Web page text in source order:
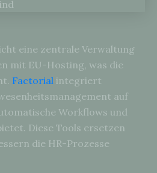
eine zentrale Verwaltung
mit EU-Hosting, was die
Factorial integriert
auf
Workflows und
Diese Tools ersetzen
die HR-Prozesse